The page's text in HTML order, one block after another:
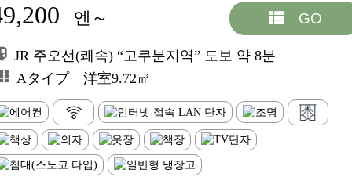
엔～ GO
JR 주오선(쾌속) “고쿠분지역” 도보 약 8분
Aタイプ 洋室9.72㎡